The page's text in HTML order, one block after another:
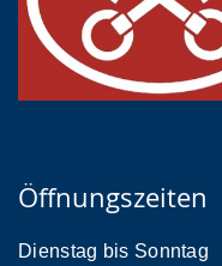
Öffnungszeiten
Dienstag bis Sonntag